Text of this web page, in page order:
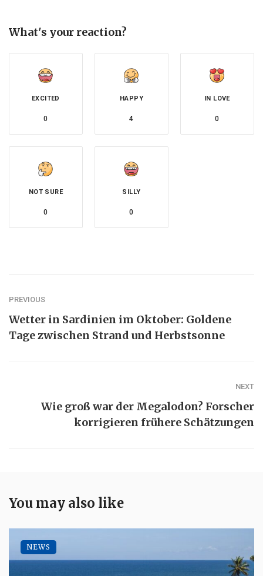
What's your reaction?
EXCITED
0
HAPPY
4
IN LOVE
0
NOT SURE
0
SILLY
0
PREVIOUS
Wetter in Sardinien im Oktober: Goldene
Tage zwischen Strand und Herbstsonne
NEXT
Wie groß war der Megalodon? Forscher
korrigieren frühere Schätzungen
You may also like
NEWS